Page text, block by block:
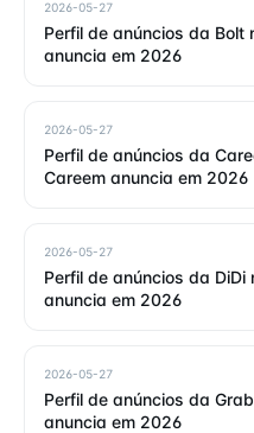
2026-05-27
Perfil de anúncios da Bolt
anuncia em 2026
2026-05-27
Perfil de anúncios da
Careem anuncia em 2026
2026-05-27
Perfil de anúncios da DiDi
anuncia em 2026
2026-05-27
Perfil de anúncios da
anuncia em 2026